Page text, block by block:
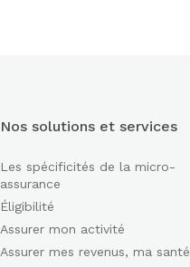
Nos solutions et services
Les spécificités de la micro-
assurance
Éligibilité
Assurer mon activité
Assurer mes revenus, ma santé